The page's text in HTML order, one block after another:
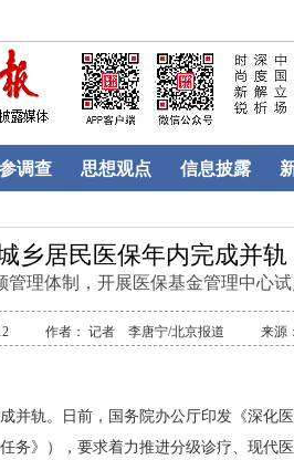
调查 思想观点 信息披露
乡居民医保年内完成并轨
管理体制，开展医保基金管理中心
作者： 记者 李唐宁/北京报道 来源
轨。日前，国务院办公厅印发《深化医
务》），要求着力推进分级诊疗、现代